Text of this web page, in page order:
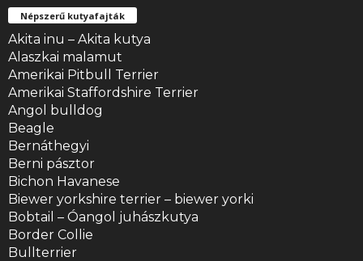
Népszerű kutyafajták
Akita inu – Akita kutya
Alaszkai malamut
Amerikai Pitbull Terrier
Amerikai Staffordshire Terrier
Angol bulldog
Beagle
Bernáthegyi
Berni pásztor
Bichon Havanese
Biewer yorkshire terrier – biewer yorki
Bobtail – Óangol juhászkutya
Border Collie
Bullterrier